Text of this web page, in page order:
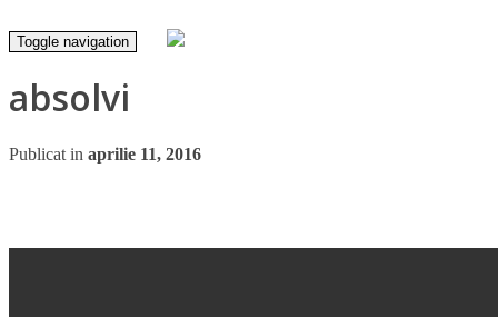
Toggle navigation
absolvi
Publicat in aprilie 11, 2016